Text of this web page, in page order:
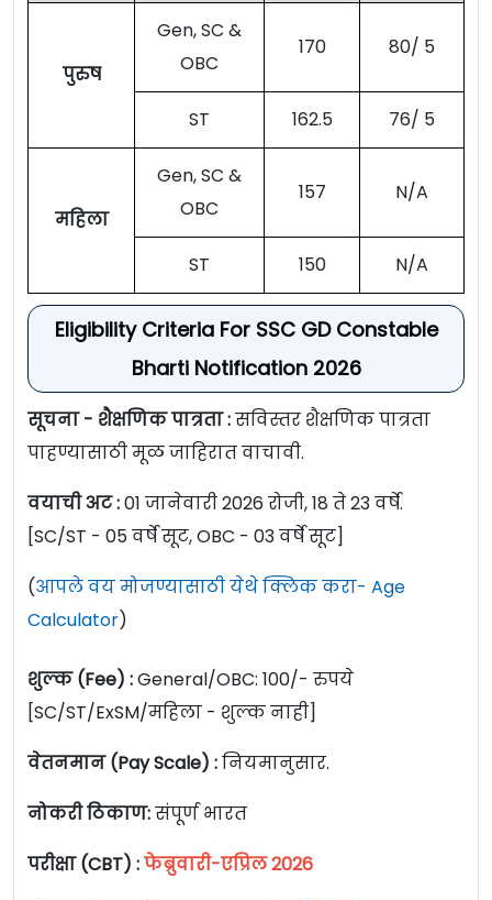
पुरुष
Gen, SC &
OBC
170 80/ 5
ST 162.5 76/ 5
महिला
Gen, SC &
OBC
157 N/A
ST 150 N/A
Eligibility Criteria For SSC GD Constable
Bharti Notification 2026
सूचना - शैक्षणिक पात्रता :सविस्तर शैक्षणिक पात्रता
पाहण्यासाठी मूळ जाहिरात वाचावी.
वयाची अट :01 जानेवारी 2026 रोजी, 18 ते 23 वर्षे.
[SC/ST - 05 वर्षे सूट, OBC - 03 वर्षे सूट]
(आपले वय मोजण्यासाठी येथे क्लिक करा- Age
Calculator)
शुल्क (Fee) :General/OBC: 100/- रुपये
[SC/ST/ExSM/महिला - शुल्क नाही]
वेतनमान (Pay Scale) :नियमानुसार.
नोकरी ठिकाण:संपूर्ण भारत
परीक्षा (CBT) :फेब्रुवारी-एप्रिल 2026